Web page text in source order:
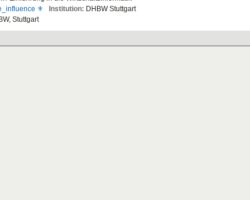
⚜ Institution: DHBW Stuttgart
Stuttgart